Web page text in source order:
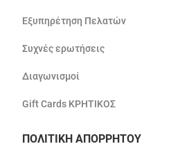
Εξυπηρέτηση Πελατών
Συχνές ερωτήσεις
Διαγωνισμοί
Gift Cards ΚΡΗΤΙΚΟΣ
ΠΟΛΙΤΙΚΗ ΑΠΟΡΡΗΤΟΥ